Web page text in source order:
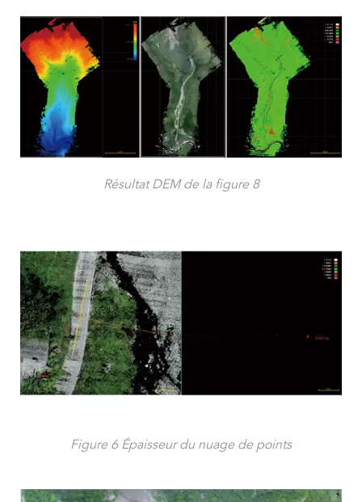
Résultat DEM de la figure 8
Figure 6 Épaisseur du nuage de points